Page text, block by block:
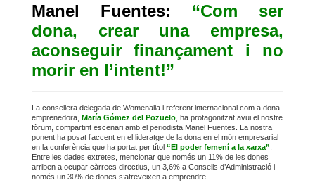
Manel Fuentes:
“Com ser
dona, crear una empresa,
aconseguir finançament i no
morir en l’intent!”
La consellera delegada de Womenalia i referent internacional com a dona
emprenedora, María Gómez del Pozuelo, ha protagonitzat avui el nostre
fòrum, compartint escenari amb el periodista Manel Fuentes. La nostra
ponent ha posat l’accent en el lideratge de la dona en el món empresarial
en la conferència que ha portat per títol “El poder femení a la xarxa”
Entre les dades extretes, mencionar que només un 11% de les dones
arriben a ocupar càrrecs directius, un 3,6% a Consells d’Administració i
només un 30% de dones s’atreveixen a emprendre.